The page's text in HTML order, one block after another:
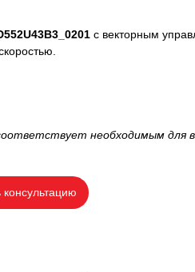
с векторным
необходимым для
консультацию